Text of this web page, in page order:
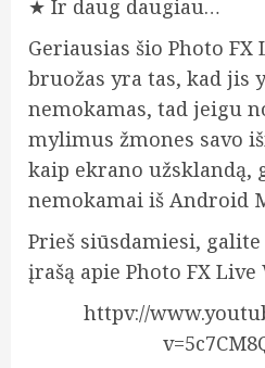
★ Ir daug daugiau…
Geriausias šio Photo FX
bruožas yra tas, kad jis
nemokamas, tad jeigu
mylimus žmones savo
kaip ekrano
nemokamai iš Android
Prieš siūsdamiesi,
įrašą apie Photo FX Live
httpv://